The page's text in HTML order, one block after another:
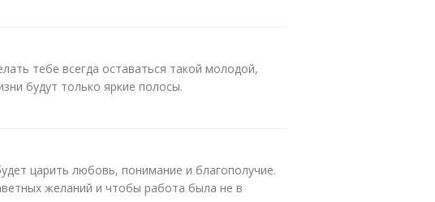
тебе всегда оставаться такой молодой,
будут только яркие полосы.
царить любовь, понимание и благополучие.
желаний и чтобы работа была не в